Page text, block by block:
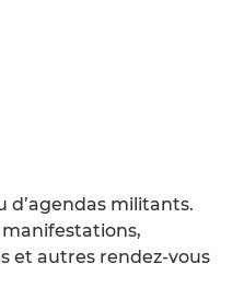
d’agendas militants.
et autres rendez-vous